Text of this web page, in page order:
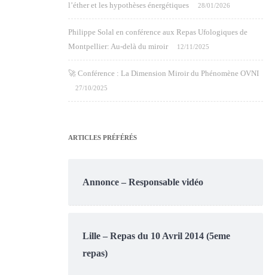
l’éther et les hypothèses énergétiques
28/01/2026
Philippe Solal en conférence aux Repas Ufologiques de
Montpellier: Au-delà du miroir
12/11/2025
🚀 Conférence : La Dimension Miroir du Phénomène OVNI
27/10/2025
ARTICLES PRÉFÉRÉS
Annonce – Responsable vidéo
Lille – Repas du 10 Avril 2014 (5eme
repas)